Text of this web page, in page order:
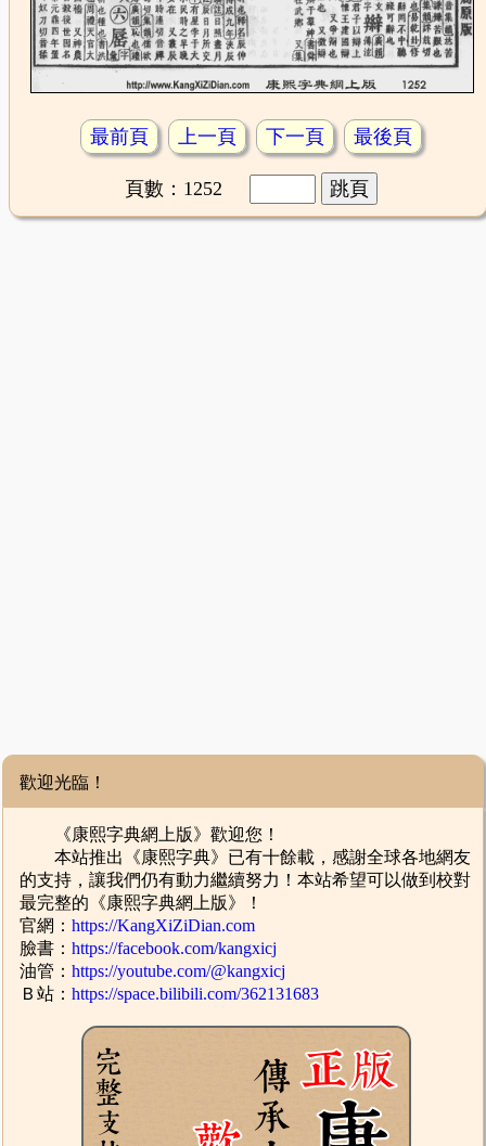
最前頁 上一頁 下一頁 最後頁
頁數：1252
歡迎光臨！
《康熙字典網上版》歡迎您！
本站推出《康熙字典》已有十餘載，感謝全球各地網友
的支持，讓我們仍有動力繼續努力！本站希望可以做到校對
最完整的《康熙字典網上版》！
官網：https://KangXiZiDian.com
臉書：https://facebook.com/kangxicj
油管：https://youtube.com/@kangxicj
Ｂ站：https://space.bilibili.com/362131683